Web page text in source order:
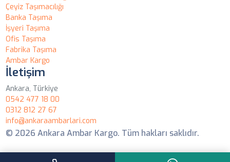
Çeyiz Taşımacılığı
Banka Taşıma
İşyeri Taşıma
Ofis Taşıma
Fabrika Taşıma
Ambar Kargo
İletişim
Ankara, Türkiye
0542 477 18 00
0312 812 27 67
info@ankaraambarlari.com
© 2026 Ankara Ambar Kargo. Tüm hakları saklıdır.